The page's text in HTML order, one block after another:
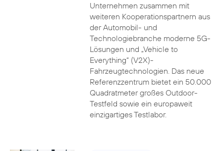
Unternehmen zusammen mit
weiteren Kooperationspartnern aus
der Automobil- und
Technologiebranche moderne 5G-
Lösungen und „Vehicle to
Everything“ (V2X)-
Fahrzeugtechnologien. Das neue
Referenzzentrum bietet ein 50.000
Quadratmeter großes Outdoor-
Testfeld sowie ein europaweit
einzigartiges Testlabor.